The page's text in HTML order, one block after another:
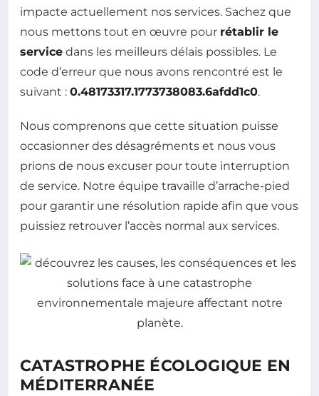
impacte actuellement nos services. Sachez que
nous mettons tout en œuvre pour rétablir le
service dans les meilleurs délais possibles. Le
code d’erreur que nous avons rencontré est le
suivant : 0.48173317.1773738083.6afdd1c0.
Nous comprenons que cette situation puisse
occasionner des désagréments et nous vous
prions de nous excuser pour toute interruption
de service. Notre équipe travaille d’arrache-pied
pour garantir une résolution rapide afin que vous
puissiez retrouver l’accès normal aux services.
CATASTROPHE ÉCOLOGIQUE EN
MÉDITERRANÉE